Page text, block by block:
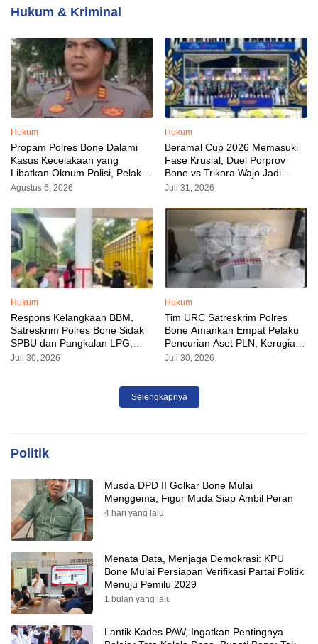
Hukum & Kriminal
Hukum
Propam Polres Bone Dalami
Kasus Kecelakaan yang
Libatkan Oknum Polisi, Pelaku
Sudah Diamankan
Agustus 6, 2026
Hukum
Beramal Cup 2026 Memasuki
Fase Krusial, Duel Porprov
Bone vs Trikora Wajo Jadi
Sorotan Malam Ini
Juli 31, 2026
Hukum
Respons Kelangkaan BBM,
Satreskrim Polres Bone Sidak
SPBU dan Pangkalan LPG,
AKP Alvin Aji Imbau Pengelola
Juli 30, 2026
Hukum
Tim URC Satreskrim Polres
Bone Amankan Empat Pelaku
Pencurian Aset PLN, Kerugian
Ditaksir Capai Rp 3 Milyar
Juli 30, 2026
Selengkapnya
Politik
Musda DPD II Golkar Bone Mulai
Menggema, Figur Muda Siap Ambil Peran
4 hari yang lalu
Menata Data, Menjaga Demokrasi: KPU
Bone Mulai Persiapan Verifikasi Partai Politik
Menuju Pemilu 2029
1 bulan yang lalu
Lantik Kades PAW, Ingatkan Pentingnya